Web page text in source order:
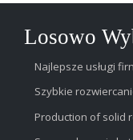
Losowo
Najlepsze usługi
Szybkie
Production of solid